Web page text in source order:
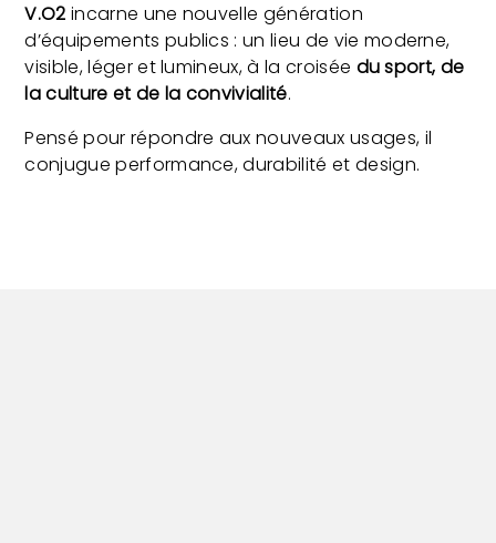
V.O2 incarne une nouvelle génération
d’équipements publics : un lieu de vie moderne,
visible, léger et lumineux, à la croisée du sport, de
la culture et de la convivialité.
Pensé pour répondre aux nouveaux usages, il
conjugue performance, durabilité et design.